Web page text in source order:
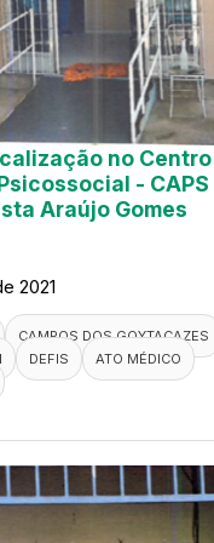
no Centro
- CAPS
Araújo Gomes
2021
CAMPOS DOS GOYTACAZES
DEFIS
ATO MÉDICO